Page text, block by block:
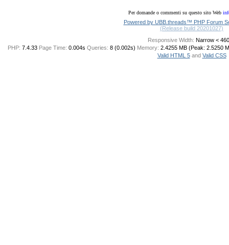
Per domande o commenti su questo sito Web
Powered by UBB.threads™ PHP Forum
(Release build 20201027)
Responsive Width:
PHP: 7.4.33 Page Time: 0.004s Queries: 8 (0.002s) Memory: 2.4255 MB (Peak: 2.5250
Valid HTML 5 and Valid CSS